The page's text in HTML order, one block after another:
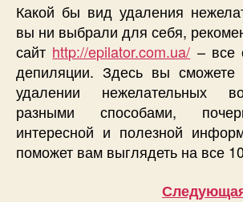
Какой бы вид удаления
вы ни выбрали для себя,
сайт http://epilator.com.ua/ – все
депиляции. Здесь вы сможете
удалении нежелательных
разными способами,
интересной и полезной
поможет вам выглядеть на все